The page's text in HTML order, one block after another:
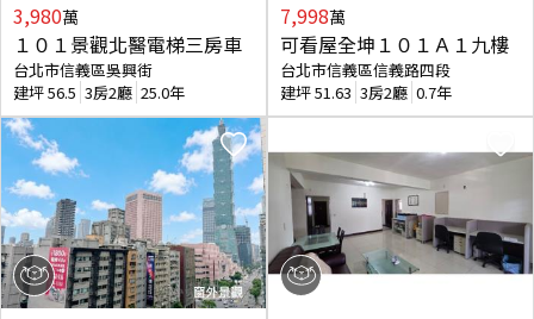
3,980萬
１０１景觀北醫電梯三房車
台北市信義區吳興街
建坪56.5 3房2廳 25.0年
7,998萬
可看屋全坤１０１Ａ１九樓
台北市信義區信義路四段
建坪51.63 3房2廳 0.7年